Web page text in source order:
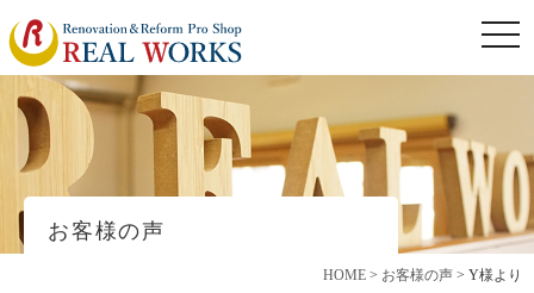
お客様の声
HOME > お客様の声 > Y様より